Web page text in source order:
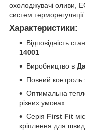
охолоджувачі оливи,
систем терморегуляції.
Характеристики:
Відповідність
14001
Виробництво в
Повний контроль
Оптимальна
різних умовах
Серія First Fit
кріплення для